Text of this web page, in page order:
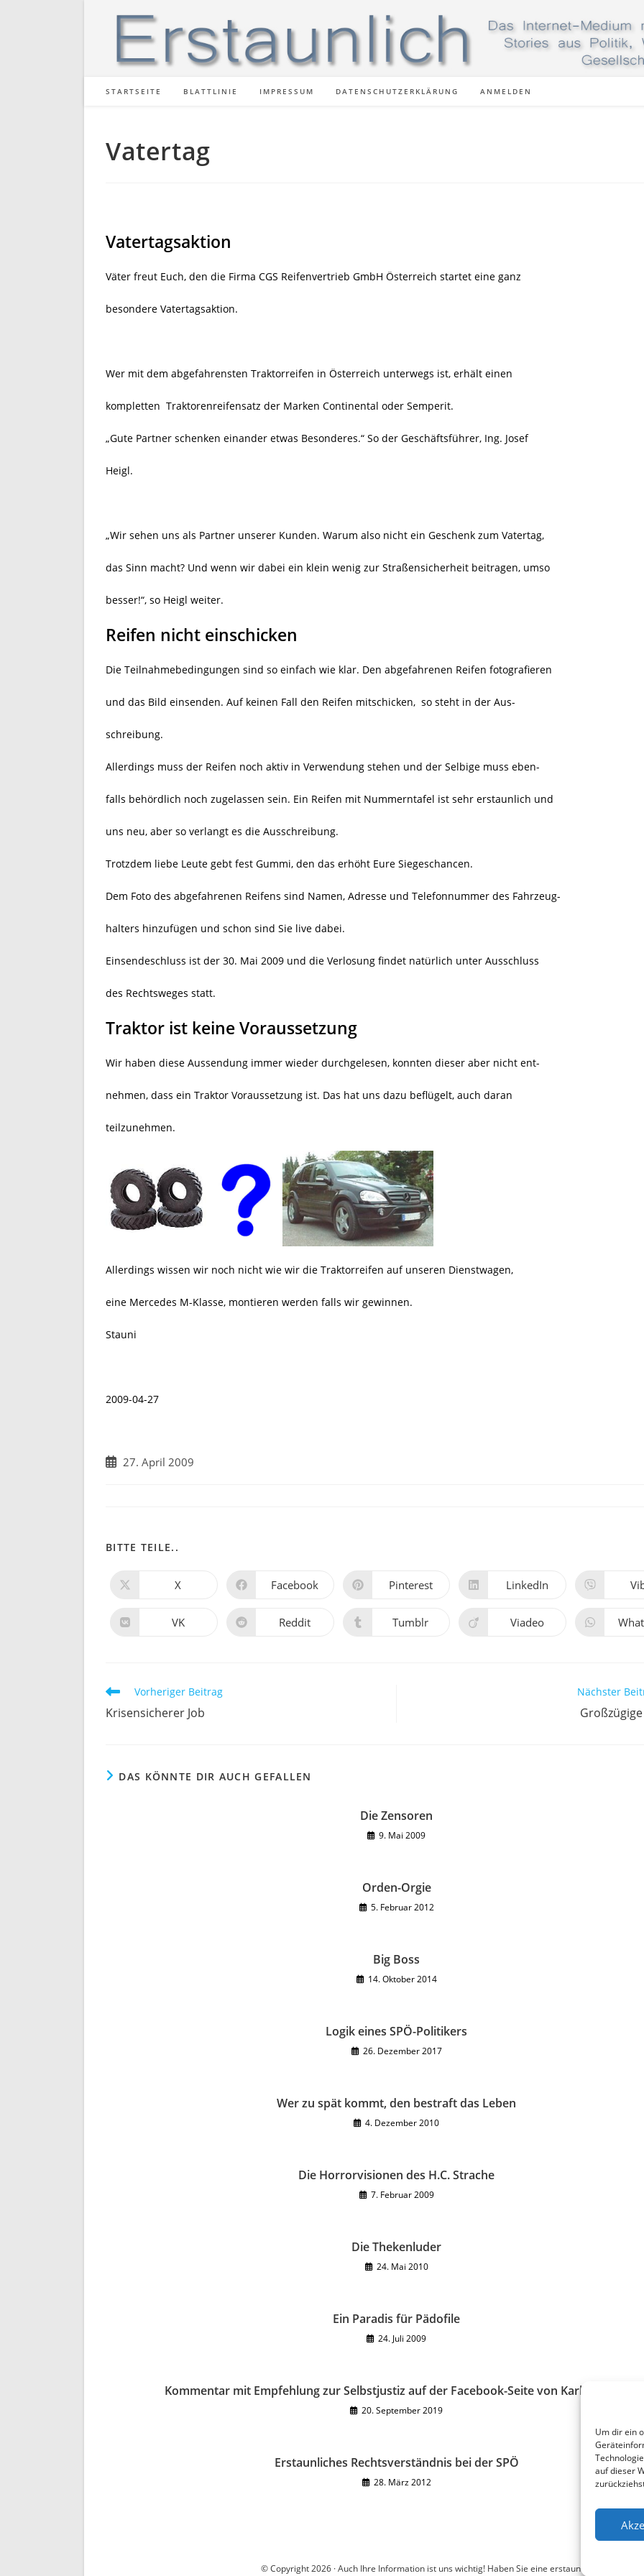
Um dir ein
auf dieser
STARTSEITE BLATTLINIE IMPRESSUM DATENSCHUTZERKLÄRUNG ANMELDEN
Vatertag
Vatertagsaktion
Väter freut Euch, den die Firma CGS Reifenvertrieb GmbH Österreich startet eine ganz
besondere Vatertagsaktion.
Wer mit dem abgefahrensten Traktorreifen in Österreich unterwegs ist, erhält einen
kompletten Traktorenreifensatz der Marken Continental oder Semperit.
„Gute Partner schenken einander etwas Besonderes.“ So der Geschäftsführer, Ing. Josef
Heigl.
„Wir sehen uns als Partner unserer Kunden. Warum also nicht ein Geschenk zum Vatertag,
das Sinn macht? Und wenn wir dabei ein klein wenig zur Straßensicherheit beitragen, umso
besser!“, so Heigl weiter.
Reifen nicht einschicken
Die Teilnahmebedingungen sind so einfach wie klar. Den abgefahrenen Reifen fotografieren
und das Bild einsenden. Auf keinen Fall den Reifen mitschicken, so steht in der Aus-
schreibung.
Allerdings muss der Reifen noch aktiv in Verwendung stehen und der Selbige muss eben-
falls behördlich noch zugelassen sein. Ein Reifen mit Nummerntafel ist sehr erstaunlich und
uns neu, aber so verlangt es die Ausschreibung.
Trotzdem liebe Leute gebt fest Gummi, den das erhöht Eure Siegeschancen.
Dem Foto des abgefahrenen Reifens sind Namen, Adresse und Telefonnummer des Fahrzeug-
halters hinzufügen und schon sind Sie live dabei.
Einsendeschluss ist der 30. Mai 2009 und die Verlosung findet natürlich unter Ausschluss
des Rechtsweges statt.
Traktor ist keine Voraussetzung
Wir haben diese Aussendung immer wieder durchgelesen, konnten dieser aber nicht ent-
nehmen, dass ein Traktor Voraussetzung ist. Das hat uns dazu beflügelt, auch daran
teilzunehmen.
Allerdings wissen wir noch nicht wie wir die Traktorreifen auf unseren Dienstwagen,
eine Mercedes M-Klasse, montieren werden falls wir gewinnen.
Stauni
2009-04-27
Beitrag27. April 2009
BITTE TEILE..
Öffnet
neuen
Fenster
X Öffnet
neuen
Fenster
Facebook Öffnet
neuen
Fenster
Pinterest Öffnet
neuen
Fenster
LinkedIn
Öffnet
VK Öffnet
Reddit Öffnet
Tumblr Öffnet
Viadeo
Weitere
ansehen
Vorheriger Beitrag
Krisensicherer Job
Nächster
DAS KÖNNTE DIR AUCH GEFALLEN
Die Zensoren
9. Mai 2009
Orden-Orgie
5. Februar 2012
Big Boss
14. Oktober 2014
Logik eines SPÖ-Politikers
26. Dezember 2017
Wer zu spät kommt, den bestraft das Leben
4. Dezember 2010
Die Horrorvisionen des H.C. Strache
7. Februar 2009
Die Thekenluder
24. Mai 2010
Ein Paradis für Pädofile
24. Juli 2009
Kommentar mit Empfehlung zur Selbstjustiz auf der Facebook-Seite von Karl Öllinger
20. September 2019
Erstaunliches Rechtsverständnis bei der SPÖ
28. März 2012
© Copyright 2026 · Auch Ihre Information ist uns wichtig! Haben Sie eine erstaunliche Story: